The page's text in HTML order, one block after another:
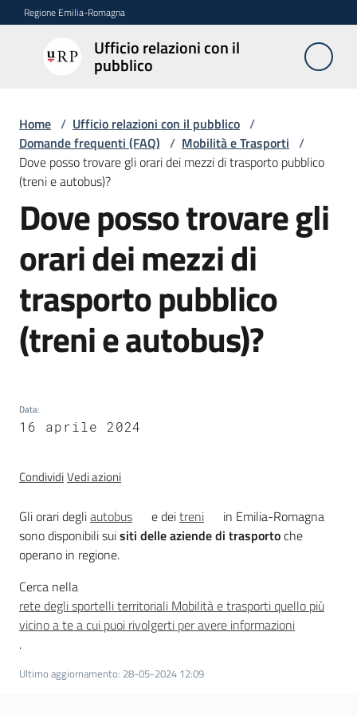
Vai al contenuto
Vai alla navigazione
Vai al footer
Regione Emilia-Romagna
Ufficio relazioni con il
pubblico
Ufficio
relazioni
pubblico
Novità
Servizi
dell'Urp
Accesso
e
Domande
(FAQ)
P
e
r
o
n
e
e
o
Home / Ufficio relazioni con il pubblico /
Domande frequenti (FAQ) / Mobilità e Trasporti /
Dove posso trovare gli orari dei mezzi di trasporto pubblico
(treni e autobus)?
Salta al contenuto
Dove posso trovare gli
orari dei mezzi di
trasporto pubblico
(treni e autobus)?
Data:
16 aprile 2024
CondividiVedi azioni
Gli orari degliautobus e deitreni
in Emilia-Romagna
sono disponibili suisiti delle aziende di trasportoche
operano in regione.
Cerca nella
rete degli sportelli territoriali Mobilità e trasporti quello più
vicino a te a cui puoi rivolgerti per avere informazioni
.
Ultimo aggiornamento: 28-05-2024 12:09